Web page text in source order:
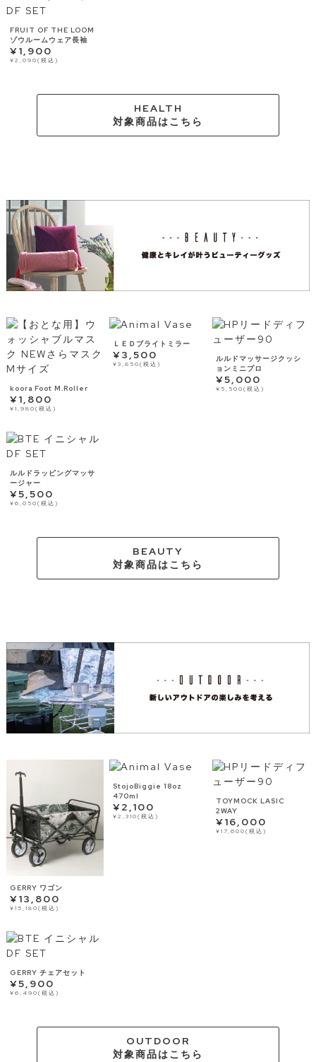
FRUIT OF THE LOOM
ゾウルームウェア長袖
¥1,900
¥2,090(税込)
HEALTH
対象商品はこちら
koora Foot M.Roller
¥1,800
¥1,980(税込)
ＬＥＤブライトミラー
¥3,500
¥3,850(税込)
ルルドマッサージクッシ
ョンミニプロ
¥5,000
¥5,500(税込)
ルルドラッピングマッサ
ージャー
¥5,500
¥6,050(税込)
BEAUTY
対象商品はこちら
GERRY ワゴン
¥13,800
¥15,180(税込)
StojoBiggie 18oz
470ml
¥2,100
¥2,310(税込)
TOYMOCK LASIC
2WAY
¥16,000
¥17,600(税込)
GERRY チェアセット
¥5,900
¥6,490(税込)
OUTDOOR
対象商品はこちら